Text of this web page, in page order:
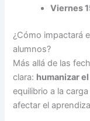
Viernes
¿Cómo impactará
alumnos?
Más allá de las
clara: humanizar
equilibrio a la
afectar el